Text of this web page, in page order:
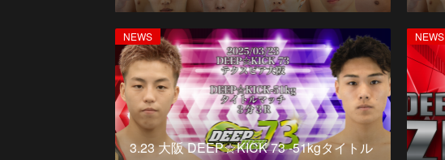
NEWS
3.23 大阪 DEEP☆KICK 73 -51kgタイトル
NEWS